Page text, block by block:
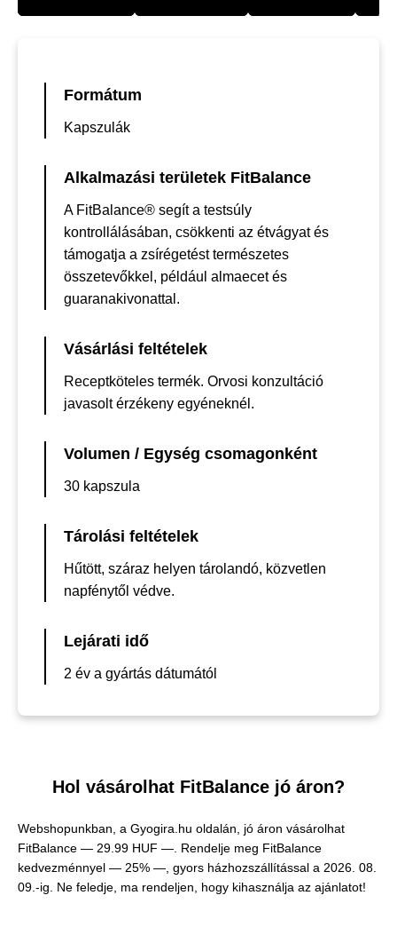
Formátum
Kapszulák
Alkalmazási területek FitBalance
A FitBalance® segít a testsúly
kontrollálásában, csökkenti az étvágyat és
támogatja a zsírégetést természetes
összetevőkkel, például almaecet és
guaranakivonattal.
Vásárlási feltételek
Receptköteles termék. Orvosi konzultáció
javasolt érzékeny egyéneknél.
Volumen / Egység csomagonként
30 kapszula
Tárolási feltételek
Hűtött, száraz helyen tárolandó, közvetlen
napfénytől védve.
Lejárati idő
2 év a gyártás dátumától
Hol vásárolhat FitBalance jó áron?
Webshopunkban, a Gyogira.hu oldalán, jó áron vásárolhat
FitBalance — 29.99 HUF — . Rendelje meg FitBalance
kedvezménnyel — 25% —, gyors házhozszállítással a 2026. 08.
09.-ig. Ne feledje, ma rendeljen, hogy kihasználja az ajánlatot!